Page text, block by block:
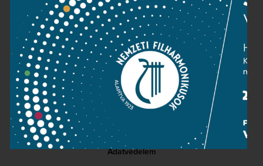
referensét, Lami Krisztinát (06-30/411-6636).
Kapcsolat
Sajtószoba
Adatvédelem